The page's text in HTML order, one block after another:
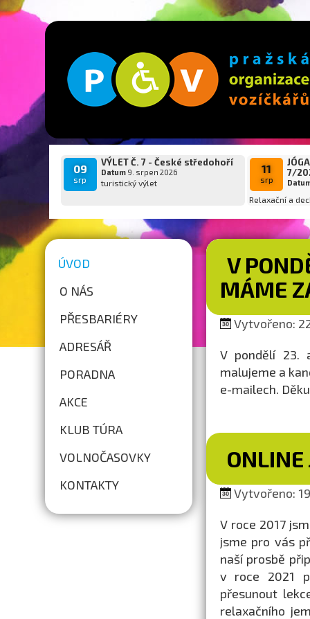
09
srp
VÝLET Č. 7 - České středohoří
Datum9. srpen 2026
turistický výlet
11
srp
7/
Relaxační a
ÚVOD
O NÁS
PŘESBARIÉRY
ADRESÁŘ
PORADNA
AKCE
KLUB TÚRA
VOLNOČASOVKY
KONTAKTY
V
MÁME
Vytvořeno:
V pondělí 23.
malujeme a
e-mailech.
ONLINE
Vytvořeno:
V roce 2017
jsme pro vás
naší prosbě
v roce 2021
přesunout
relaxačního